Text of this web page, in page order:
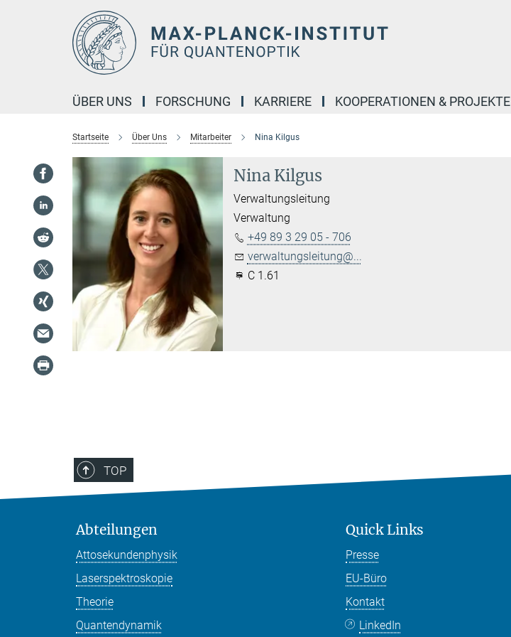
ÜBER UNS FORSCHUNG KARRIERE KOOPERATIONEN & PROJEKTE
Startseite Über Uns Mitarbeiter Nina Kilgus
Nina Kilgus
Verwaltungsleitung
Verwaltung
+49 89 3 29 05 - 706
verwaltungsleitung@...
C 1.61
TOP
Abteilungen
Attosekundenphysik
Laserspektroskopie
Theorie
Quantendynamik
Quick Links
Presse
EU-Büro
Kontakt
LinkedIn